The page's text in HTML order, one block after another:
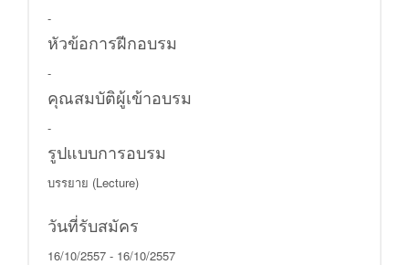
-
หัวข้อการฝีกอบรม
-
คุณสมบัติผู้เข้าอบรม
-
รูปแบบการอบรม
บรรยาย (Lecture)
วันที่รับสมัคร
16/10/2557 - 16/10/2557